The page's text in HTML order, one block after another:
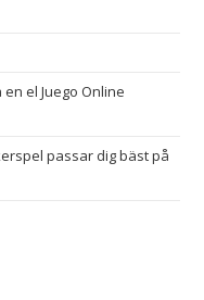
el Juego Online
passar dig bäst på